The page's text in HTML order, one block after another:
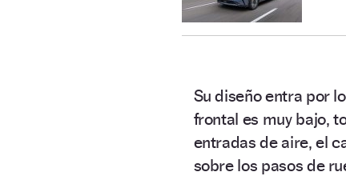
Su diseño entra por
frontal es muy bajo,
entradas de aire, el
sobre los pasos de